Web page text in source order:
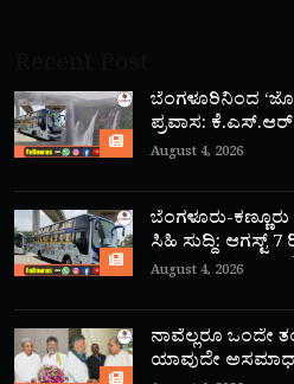
ಬೆಂಗಳೂರಿನಿಂದ
ಪ್ರವಾಸ:
August 4, 2026
ಬೆಂಗಳೂರು-
ಸಿಹಿ ಸುದ್ದಿ: ಆಗಸ್ಟ್
ಸಂಚಾರ ಆರಂಭ;
August 4, 2026
ನಾವೆಲ್ಲರೂ ಒಂದೇ
ಯಾವುದೇ